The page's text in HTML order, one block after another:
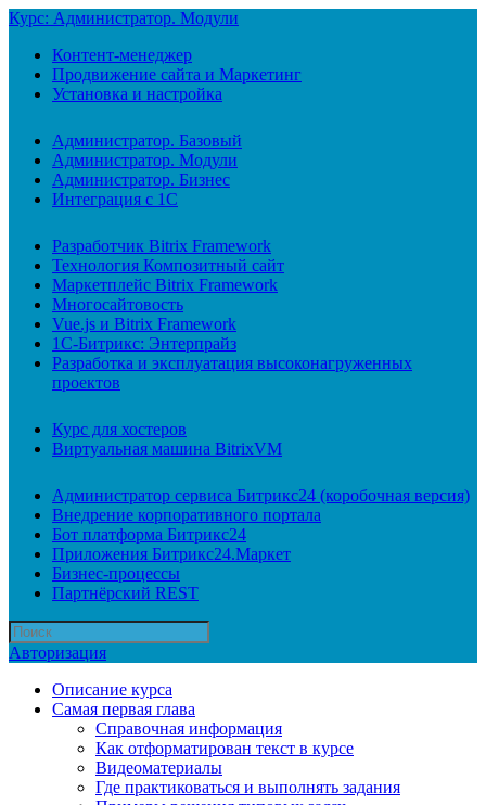
Курс: Администратор. Модули
Контент-менеджер
Продвижение сайта и Маркетинг
Установка и настройка
Администратор. Базовый
Администратор. Модули
Администратор. Бизнес
Интеграция с 1С
Разработчик Bitrix Framework
Технология Композитный сайт
Маркетплейс Bitrix Framework
Многосайтовость
Vue.js и Bitrix Framework
1С-Битрикс: Энтерпрайз
Разработка и эксплуатация высоконагруженных
проектов
Курс для хостеров
Виртуальная машина BitrixVM
Администратор сервиса Битрикс24 (коробочная версия)
Внедрение корпоративного портала
Бот платформа Битрикс24
Приложения Битрикс24.Маркет
Бизнес-процессы
Партнёрский REST
Авторизация
Описание курса
Самая первая глава
Справочная информация
Как отформатирован текст в курсе
Видеоматериалы
Где практиковаться и выполнять задания